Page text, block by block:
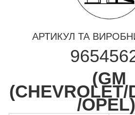
АРТИКУЛ ТА
(GM
(CHEVROLET/
/OPEL)